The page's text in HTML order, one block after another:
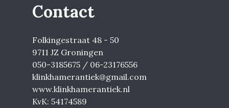
Contact
Folkingestraat 48 - 50
9711 JZ Groningen
050-3185675 / 06-23176556
klinkhamerantiek@gmail.com
www.klinkhamerantiek.nl
KvK: 54174589